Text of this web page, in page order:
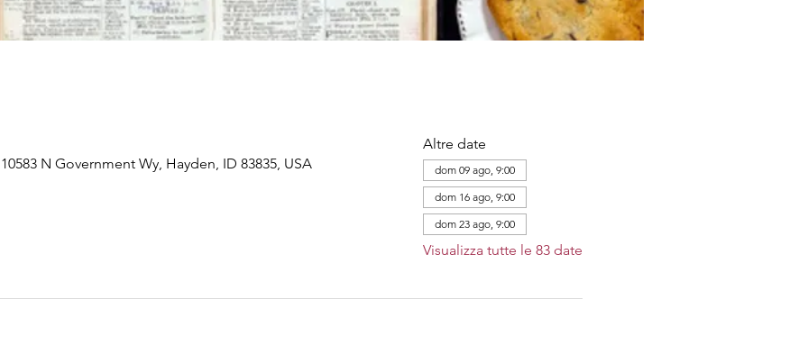
N Government Wy, Hayden, ID 83835, USA
Altre date
dom 09 ago, 9:00
dom 16 ago, 9:00
dom 23 ago, 9:00
Visualizza tutte le 83 date